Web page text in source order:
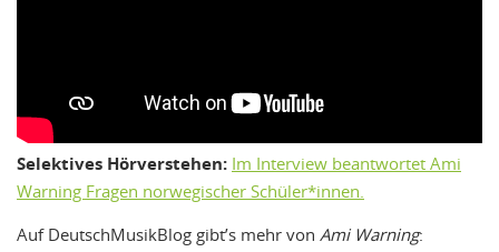
Selektives Hörverstehen: Im Interview beantwortet Ami
Warning Fragen norwegischer Schüler*innen.
Auf DeutschMusikBlog gibt’s mehr von Ami Warning: